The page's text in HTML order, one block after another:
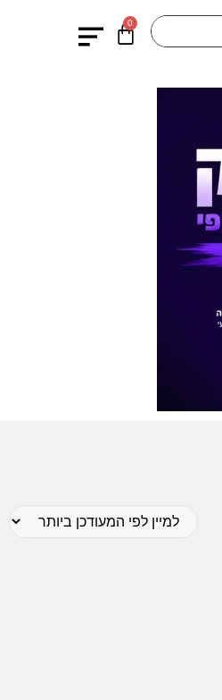
0